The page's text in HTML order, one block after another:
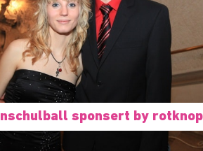
sponsert by